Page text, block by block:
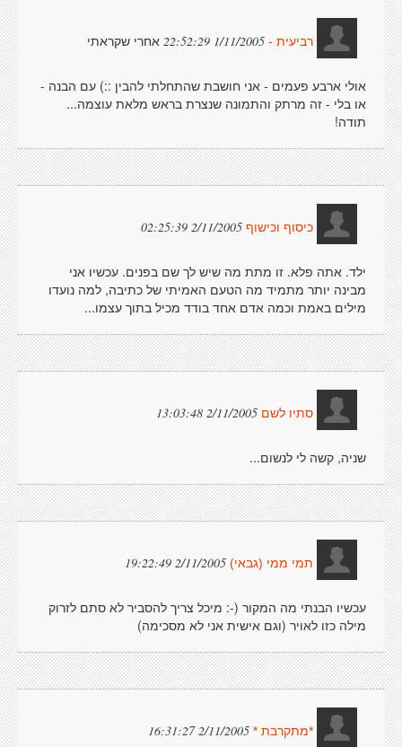
רביעית - 1/11/2005 22:52:29 אחרי שקראתי
אולי ארבע פעמים - אני חושבת שהתחלתי להבין ::) עם הבנה -
או בלי - זה מרתק והתמונה שנצרת בראש מלאת עוצמה...
תודה!
כיסוף וכישוף 2/11/2005 02:25:39
ילד. אתה פלא. זו מתת מה שיש לך שם בפנים. עכשיו אני
מבינה יותר מתמיד מה הטעם האמיתי של כתיבה, למה נועדו
מילים באמת וכמה אדם אחד בודד מכיל בתוך עצמו...
סתיו לשם 2/11/2005 13:03:48
שניה, קשה לי לנשום...
תמי ממי (גבאי) 2/11/2005 19:22:49
עכשיו הבנתי מה המקור (-: מיכל צריך להסביר לא סתם לזרוק
מילה כזו לאויר (וגם אישית אני לא מסכימה)
*מתקרבת * 2/11/2005 16:31:27